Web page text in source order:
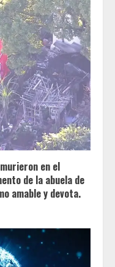
en el
de la abuela de
amable y devota.